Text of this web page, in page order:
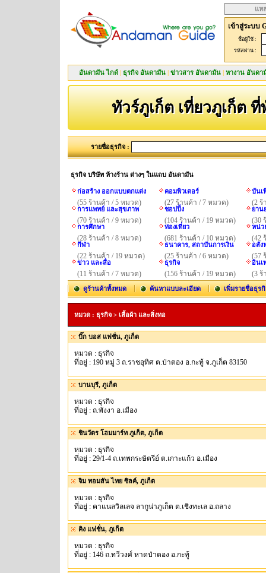
แห
เข้าสู่ระบบ
ชื่อผู้ใช้ :
รหัสผ่าน :
อันดามัน ไกด์ | ธุรกิจ อันดามัน | ข่าวสาร อันดามัน | หางาน อันดา
ทัวร์ภูเก็ต เที่ยวภูเก็ต
รายชื่อธุรกิจ :
ธุรกิจ บริษัท ห้างร้าน ต่างๆ ในแถบ อันดามัน
ก่อสร้าง ออกแบบตกแต่ง
(55 ร้านค้า / 5 หมวด)
การแพทย์ และสุขภาพ
(70 ร้านค้า / 9 หมวด)
การศึกษา
(28 ร้านค้า / 8 หมวด)
กีฬา
(22 ร้านค้า / 19 หมวด)
ข่าว และสื่อ
(11 ร้านค้า / 7 หมวด)
คอมพิวเตอร์
(27 ร้านค้า / 7 หมวด)
ชอปปิ้ง
(104 ร้านค้า / 19 หมวด)
ท่องเที่ยว
(681 ร้านค้า / 10 หมวด)
ธนาคาร, สถาบันการเงิน
(25 ร้านค้า / 6 หมวด)
ธุรกิจ
(156 ร้านค้า / 19 หมวด)
บันเ
(2 ร้
ยาน
(30
หน่ว
(42
อสัง
(57
อินเ
(3 ร้
ดูร้านค้าทั้งหมด ค้นหาแบบละเอียด เพิ่มรายชื่อธุร
หมวด : ธุรกิจ > เสื้อผ้า และสิ่งทอ
บิ๊ก บอส แฟชั่น, ภูเก็ต
หมวด : ธุรกิจ
ที่อยู่ : 190 หมู่ 3 ถ.ราชอุทิศ ต.ป่าตอง อ.กะทู้ จ.ภูเก็ต 83150
บานบุรี, ภูเก็ต
หมวด : ธุรกิจ
ที่อยู่ : ถ.พังงา อ.เมือง
ชินวัตร โฮมมาร์ท ภูเก็ต, ภูเก็ต
หมวด : ธุรกิจ
ที่อยู่ : 29/1-4 ถ.เทพกระษัตรีย์ ต.เกาะแก้ว อ.เมือง
จิม ทอมสัน ไทย ซิลค์, ภูเก็ต
หมวด : ธุรกิจ
ที่อยู่ : คาแนลวิลเลจ ลากูน่าภูเก็ต ต.เชิงทะเล อ.ถลาง
คิง แฟชั่น, ภูเก็ต
หมวด : ธุรกิจ
ที่อยู่ : 146 ถ.ทวีวงศ์ หาดป่าตอง อ.กะทู้